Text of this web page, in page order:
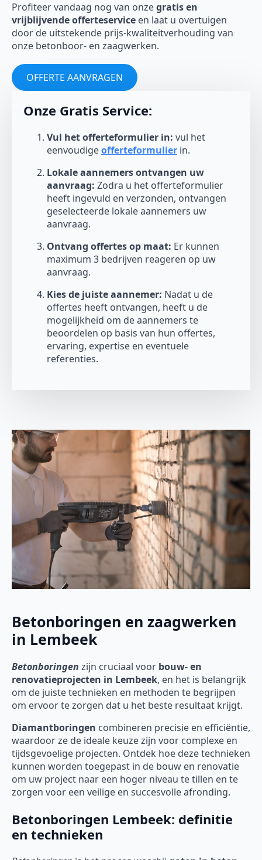
Profiteer vandaag nog van onzegratis en
vrijblijvende offerteservice en laat u overtuigen
door de uitstekende prijs-kwaliteitverhouding van
onze betonboor- en zaagwerken.
OFFERTE AANVRAGEN
Onze Gratis Service:
Vul het offerteformulier in: vul het
eenvoudigeofferteformulier in.
Lokale aannemers ontvangen uw
aanvraag: Zodra u het offerteformulier
heeft ingevuld en verzonden, ontvangen
geselecteerde lokale aannemers uw
aanvraag.
Ontvang offertes op maat: Er kunnen
maximum 3 bedrijven reageren op uw
aanvraag.
Kies de juiste aannemer: Nadat u de
offertes heeft ontvangen, heeft u de
mogelijkheid om de aannemers te
beoordelen op basis van hun offertes,
ervaring, expertise en eventuele
referenties.
Betonboringen en zaagwerken
in Lembeek
Betonboringen zijn cruciaal voor bouw- en
renovatieprojecten in Lembeek, en het is belangrijk
om de juiste technieken en methoden te begrijpen
om ervoor te zorgen dat u het beste resultaat krijgt.
Diamantboringen combineren precisie en efficiëntie,
waardoor ze de ideale keuze zijn voor complexe en
tijdsgevoelige projecten. Ontdek hoe deze technieken
kunnen worden toegepast in de bouw en renovatie
om uw project naar een hoger niveau te tillen en te
zorgen voor een veilige en succesvolle afronding.
Betonboringen Lembeek: definitie
en technieken